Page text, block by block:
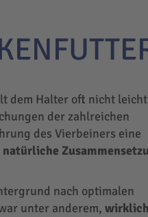
dem Halter oft nicht
der zahlreichen
des Vierbeiners eine
nach optimalen
unter anderem, wirklich